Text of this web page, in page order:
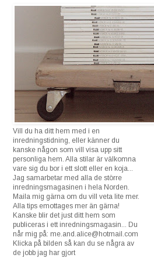
Vill du ha ditt hem med i en
inredningstidning, eller känner du
kanske någon som vill visa upp sitt
personliga hem. Alla stilar är välkomna
vare sig du bor i ett slott eller en koja...
Jag samarbetar med alla de större
inredningsmagasinen i hela Norden.
Maila mig gärna om du vill veta lite mer.
Alla tips emottages mer än gärna!
Kanske blir det just ditt hem som
publiceras i ett inredningsmagasin... Du
når mig på: me.and.alice@hotmail.com
Klicka på bilden så kan du se några av
de jobb jag har gjort